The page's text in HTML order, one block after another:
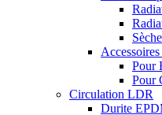
Pour
Pour
Circulation LDR
Durite